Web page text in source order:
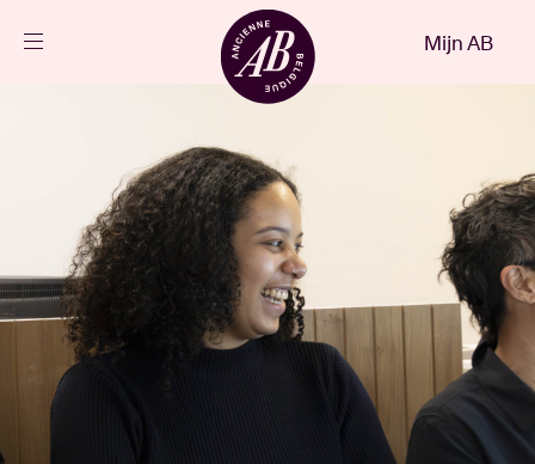
NL
Agenda
Projecten
Nieuws
Bezoekersinfo
Mijn AB